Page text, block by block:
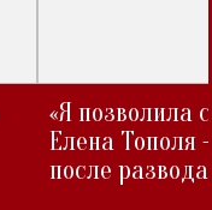
«Я позволила
Елена Тополя
после развода